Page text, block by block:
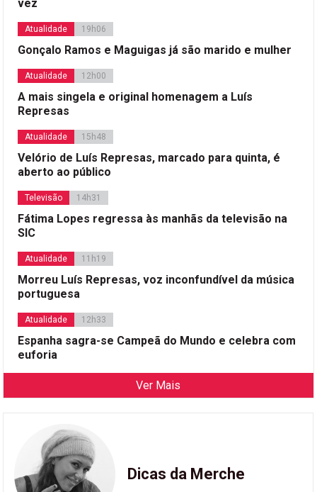
vez
Atualidade 19h06
Gonçalo Ramos e Maguigas já são marido e mulher
Atualidade 12h00
A mais singela e original homenagem a Luís
Represas
Atualidade 15h48
Velório de Luís Represas, marcado para quinta, é
aberto ao público
Televisão 14h31
Fátima Lopes regressa às manhãs da televisão na
SIC
Atualidade 11h19
Morreu Luís Represas, voz inconfundível da música
portuguesa
Atualidade 12h33
Espanha sagra-se Campeã do Mundo e celebra com
euforia
Ver Mais
Dicas da Merche